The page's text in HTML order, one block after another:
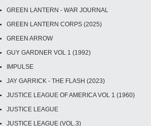
GREEN LANTERN - WAR JOURNAL
GREEN LANTERN CORPS (2025)
GREEN ARROW
GUY GARDNER VOL 1 (1992)
IMPULSE
JAY GARRICK - THE FLASH (2023)
JUSTICE LEAGUE OF AMERICA VOL 1 (1960)
JUSTICE LEAGUE
JUSTICE LEAGUE (VOL.3)